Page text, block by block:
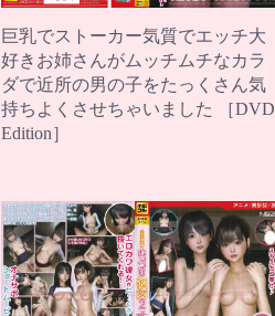
巨乳でストーカー気質でエッチ大
好きお姉さんがムッチムチなカラ
ダで近所の男の子をたっくさん気
持ちよくさせちゃいました ［DVD
Edition］